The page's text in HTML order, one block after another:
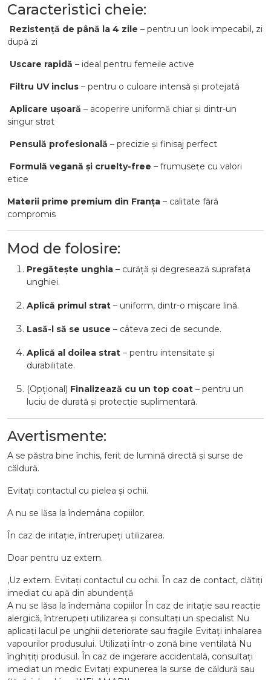
Caracteristici cheie:
Rezistență de până la 4 zile – pentru un look impecabil, zi
după zi
Uscare rapidă – ideal pentru femeile active
Filtru UV inclus – pentru o culoare intensă și protejată
Aplicare ușoară – acoperire uniformă chiar și dintr-un
singur strat
Pensulă profesională – precizie și finisaj perfect
Formulă vegană și cruelty-free – frumusețe cu valori
etice
Materii prime premium din Franța – calitate fără
compromis
Mod de folosire:
Pregătește unghia – curăță și degresează suprafața
unghiei.
Aplică primul strat – uniform, dintr-o mișcare lină.
Lasă-l să se usuce – câteva zeci de secunde.
Aplică al doilea strat – pentru intensitate și
durabilitate.
(Opțional) Finalizează cu un top coat – pentru un
luciu de durată și protecție suplimentară.
Avertismente:
A se păstra bine închis, ferit de lumină directă și surse de
căldură.
Evitați contactul cu pielea și ochii.
A nu se lăsa la îndemâna copiilor.
În caz de iritație, întrerupeți utilizarea.
Doar pentru uz extern.
,Uz extern. Evitați contactul cu ochii. În caz de contact, clătiți
imediat cu apă din abundență
A nu se lăsa la îndemâna copiilor În caz de iritație sau reacție
alergică, întrerupeți utilizarea și consultați un specialist Nu
aplicați lacul pe unghii deteriorate sau fragile Evitați inhalarea
vapourilor produsului. Utilizați într-o zonă bine ventilată Nu
înghițiți produsul. În caz de ingerare accidentală, consultați
imediat un medic Evitați expunerea la surse de căldură sau